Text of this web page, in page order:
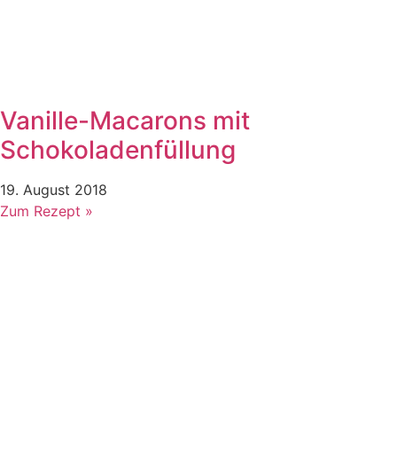
Vanille-Macarons mit
Schokoladenfüllung
19. August 2018
Zum Rezept »